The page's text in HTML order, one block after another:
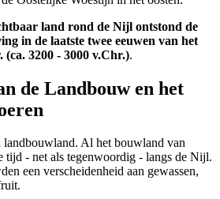
land rond de Nijl ontstond de
in de laatste twee eeuwen van het
3200 - 3000 v.Chr.).
de Landbouw en het
landbouwland. Al het bouwland van
tijd - net als tegenwoordig - langs de Nijl.
een verscheidenheid aan gewassen,